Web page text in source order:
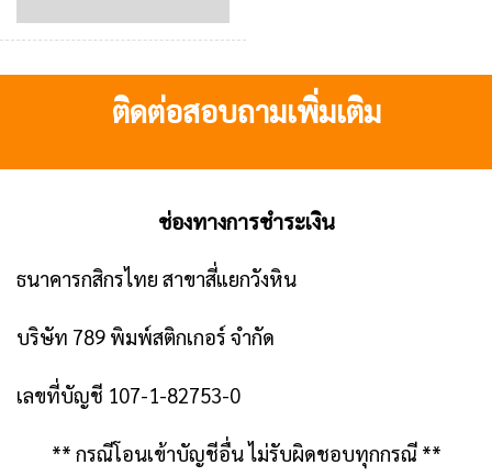
ติดต่อสอบถามเพิ่มเติม
ช่องทางการชำระเงิน
ธนาคารกสิกรไทย สาขาสี่แยกวังหิน
บริษัท 789 พิมพ์สติกเกอร์ จำกัด
เลขที่บัญชี 107-1-82753-0
** กรณีโอนเข้าบัญชีอื่น ไม่รับผิดชอบทุกกรณี **